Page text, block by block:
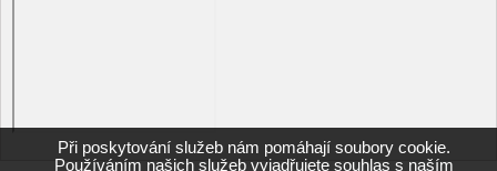
Při poskytování služeb nám pomáhají soubory cookie.
Používáním našich služeb vyjadřujete souhlas s naším